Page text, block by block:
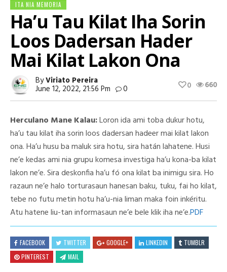
ITA NIA MEMORIA
Ha’u Tau Kilat Iha Sorin
Loos Dadersan Hader
Mai Kilat Lakon Ona
ByViriato Pereira
June 12, 2022, 21:56 Pm 0 660
0
Herculano Mane Kalau:Loron ida ami toba dukur hotu,
ha’u tau kilat iha sorin loos dadersan hadeer mai kilat lakon
ona. Ha’u husu ba maluk sira hotu, sira hatán lahatene. Husi
ne’e kedas ami nia grupu komesa investiga ha’u kona-ba kilat
lakon ne’e. Sira deskonfia ha’u fó ona kilat ba inimigu sira. Ho
razaun ne’e halo torturasaun hanesan baku, tuku, fai ho kilat,
tebe no futu metin hotu ha’u-nia liman maka foin inkéritu.
Atu hatene liu-tan informasaun ne’e bele klik iha ne’e.PDF
FACEBOOK TWITTER GOOGLE+ LINKEDIN
TUMBLR
PINTEREST
MAIL